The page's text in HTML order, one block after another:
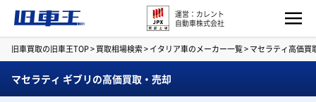
運営：カレント
自動車株式会社
旧車買取の旧車王TOP>買取相場検索>イタリア車のメーカー一覧>マセラティ高価買
マセラティ ギブリの高価買取・売却